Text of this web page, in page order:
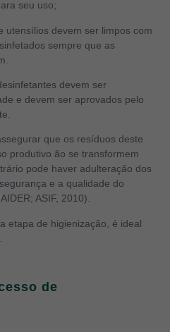
seu uso;
utensílios devem ser limpos com
sempre que as
devem ser
e devem ser aprovados pelo
que os resíduos deste
produtivo ão se transformem
pode haver adulteração dos
e a qualidade do
ASIF, 2010).
etapa de higienização, é ideal
de